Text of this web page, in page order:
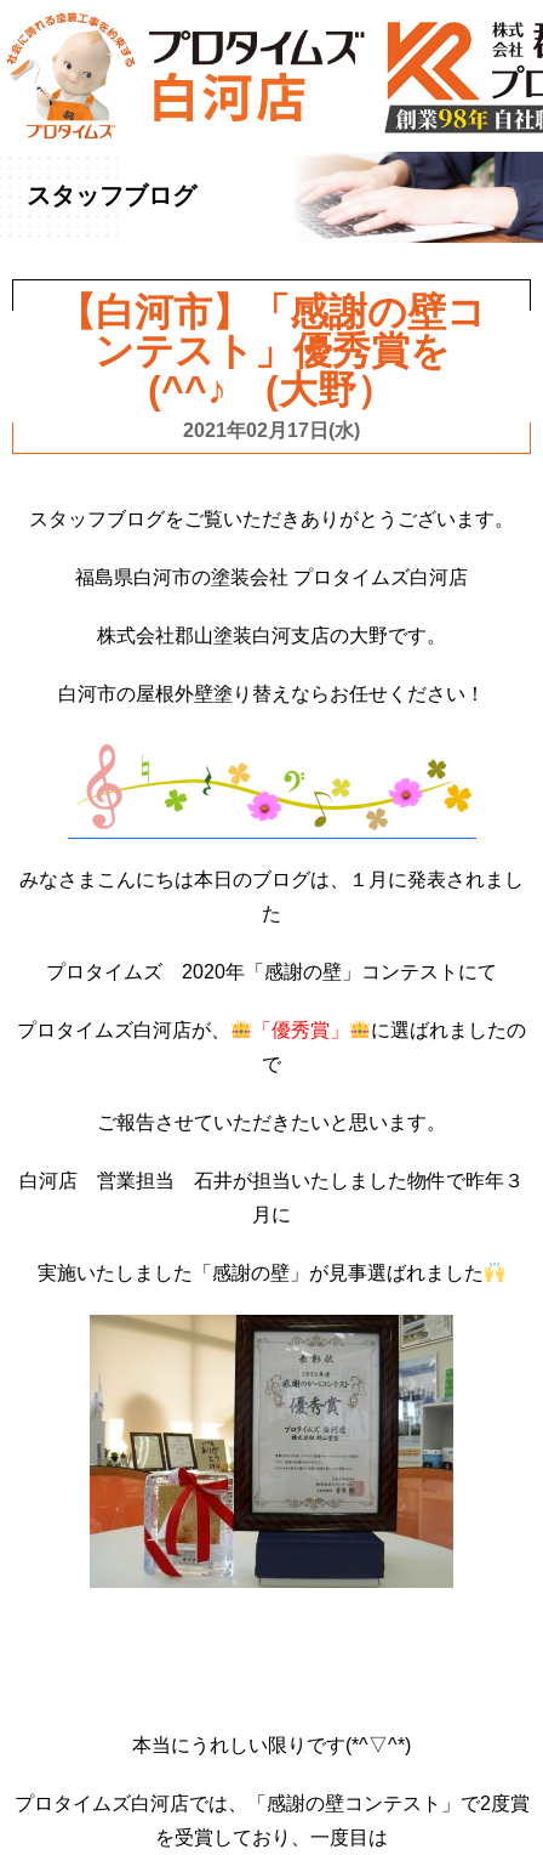
ホーム» ブログ» スタッフブログ
【白河市】「感謝
の壁コンテスト」優秀賞を(^^♪ (大野）
スタッフブログ
【白河市】「感謝の壁コ
ンテスト」優秀賞を
(^^♪ (大野）
2021年02月17日(水)
スタッフブログをご覧いただきありがとうございます。
福島県白河市の塗装会社 プロタイムズ白河店
株式会社郡山塗装白河支店の大野です。
白河市の屋根外壁塗り替えならお任せください！
みなさまこんにちは本日のブログは、１月に発表されまし
た
プロタイムズ 2020年「感謝の壁」コンテストにて
プロタイムズ白河店が、 「優秀賞」
に選ばれましたの
で
ご報告させていただきたいと思います。
白河店 営業担当 石井が担当いたしました物件で昨年３
月に
実施いたしました「感謝の壁」が見事選ばれました
本当にうれしい限りです(*^▽^*)
プロタイムズ白河店では、「感謝の壁コンテスト」で2度賞
を受賞しており、一度目は